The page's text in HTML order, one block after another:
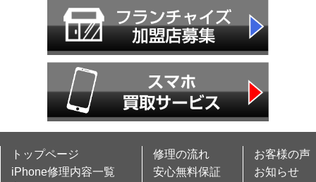
トップページ
iPhone修理内容一覧
修理の流れ
安心無料保証
お客様の声
お知らせ